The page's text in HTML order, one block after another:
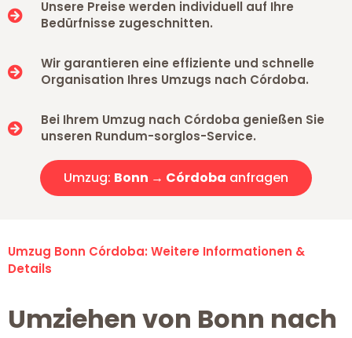
Unsere Preise werden individuell auf Ihre
Bedürfnisse zugeschnitten.
Wir garantieren eine effiziente und schnelle
Organisation Ihres Umzugs nach Córdoba.
Bei Ihrem Umzug nach Córdoba genießen Sie
unseren Rundum-sorglos-Service.
Umzug: Bonn → Córdoba anfragen
Umzug Bonn Córdoba: Weitere Informationen &
Details
Umziehen von Bonn nach